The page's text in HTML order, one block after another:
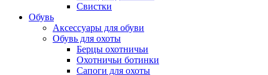
Свистки
Обувь
Аксессуары для обуви
Обувь для охоты
Берцы охотничьи
Охотничьи ботинки
Сапоги для охоты